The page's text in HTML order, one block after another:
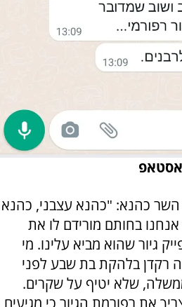
השר כהנא: "כהנא עצבני, כהנא
בחותם מורידם לו את
גיור שהוא מביא עלינו. מי
רקדן בלהקת בת שבע לפני
שלא יטיף על שקרים.